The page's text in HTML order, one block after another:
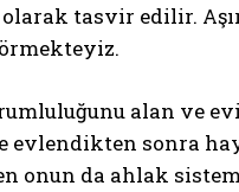
tasvir edilir.
alan ve
evlendikten sonra
onun da ahlak